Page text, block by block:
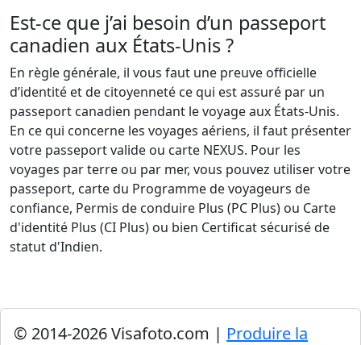
Est-ce que j’ai besoin d’un passeport
canadien aux États-Unis ?
En règle générale, il vous faut une preuve officielle
d’identité et de citoyenneté ce qui est assuré par un
passeport canadien pendant le voyage aux États-Unis.
En ce qui concerne les voyages aériens, il faut présenter
votre passeport valide ou carte NEXUS. Pour les
voyages par terre ou par mer, vous pouvez utiliser votre
passeport, carte du Programme de voyageurs de
confiance, Permis de conduire Plus (PC Plus) ou Carte
d'identité Plus (CI Plus) ou bien Certificat sécurisé de
statut d'Indien.
© 2014-2026 Visafoto.com | Produire la